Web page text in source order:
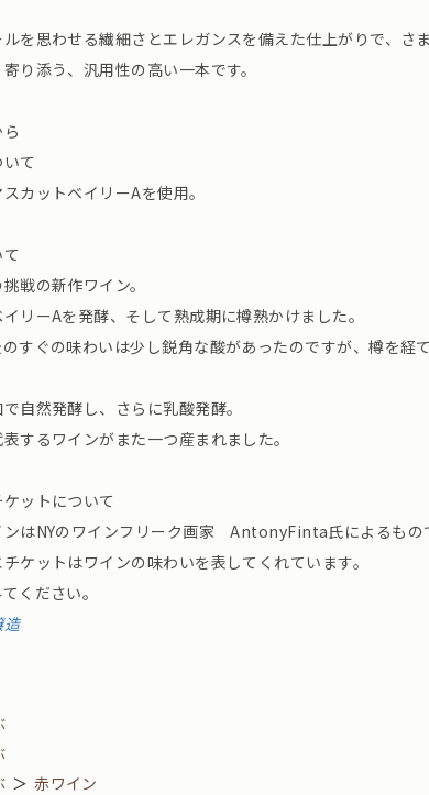
ルを思わせる繊細さとエレガンスを備えた仕上がりで、さ
り添う、汎用性の高い一本です。
て
カットベイリーAを使用。
戦の新作ワイン。
リーAを発酵、そして熟成期に樽熟かけました。
すぐの味わいは少し鋭角な酸があったのですが、樽を経
自然発酵し、さらに乳酸発酵。
するワインがまた一つ産まれました。
ットについて
ンはNYのワインフリーク画家 AntonyFinta氏によるもの
ケットはワインの味わいを表してくれています。
ください。
造
＞ 赤ワイン